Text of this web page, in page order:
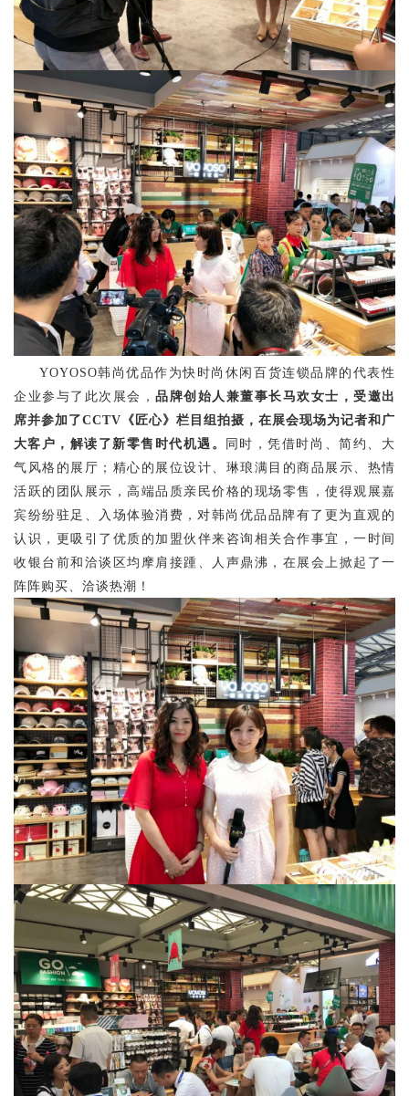
YOYOSO韩尚优品作为快时尚休闲百货连锁品牌的代表性
企业参与了此次展会， 品牌创始人兼董事长马欢女士，受邀出
席并参加了CCTV《匠心》栏目组拍摄，在展会现场为记者和广
大客户，解读了新零售时代机遇。
同时， 凭借时尚、简约、大
气风格的展厅；精心的展位设计、琳琅满目的商品展示、热情
活跃的团队展示，高端品质亲民价格的现场零售， 使得观展嘉
宾纷纷驻足、入场体验消费 ， 对韩尚优品品牌有了更为直观的
认识，更吸引了优质的加盟伙伴来咨询相关合作事宜，一时间
收银台前和洽谈区均摩肩接踵、人声鼎沸 ，在展会上掀起了一
阵阵购买、洽谈热潮 ！